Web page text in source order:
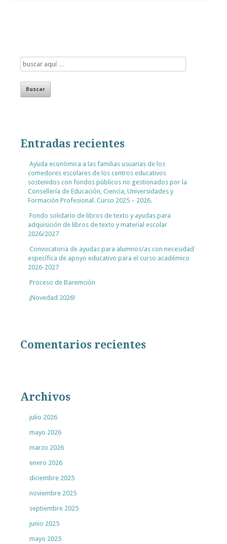
Entradas recientes
Ayuda económica a las familias usuarias de los
comedores escolares de los centros educativos
sostenidos con fondos públicos no gestionados por la
Consellería de Educación, Ciencia, Universidades y
Formación Profesional. Curso 2025 – 2026.
Fondo solidario de libros de texto y ayudas para
adquisición de libros de texto y material escolar
2026/2027
Convocatoria de ayudas para alumnos/as con necesidad
específica de apoyo educativo para el curso académico
2026-2027
Proceso de Baremción
¡Novedad 2026!
Comentarios recientes
Archivos
julio 2026
mayo 2026
marzo 2026
enero 2026
diciembre 2025
noviembre 2025
septiembre 2025
junio 2025
mayo 2025